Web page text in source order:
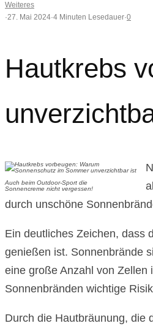
Weiteres
·27. Mai 2024·4 Minuten Lesedauer·0
Hautkrebs
Auch beim Outdoor-Sport die
Sonnencreme nicht vergessen!
durch unschöne
Ein deutliches Zeichen, dass
genießen ist. Sonnenbrände
eine große Anzahl von Zellen
Sonnenbränden wichtige
Durch die Hautbräunung, die